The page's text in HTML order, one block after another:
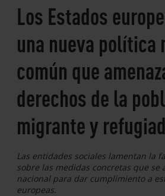
Los Estados
una nueva política
común que
derechos de la
migrante y
Las entidades sociales lamentan la
sobre las medidas concretas que se
nacional para dar cumplimiento a
europeas.